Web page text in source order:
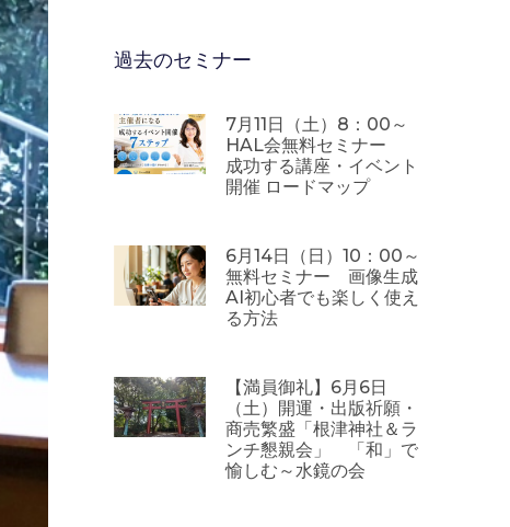
過去のセミナー
7月11日（土）8：00～
HAL会無料セミナー
成功する講座・イベント
開催 ロードマップ
6月14日（日）10：00～
無料セミナー 画像生成
AI初心者でも楽しく使え
る方法
【満員御礼】6月6日
（土）開運・出版祈願・
商売繁盛「根津神社＆ラ
ンチ懇親会」 「和」で
愉しむ～水鏡の会